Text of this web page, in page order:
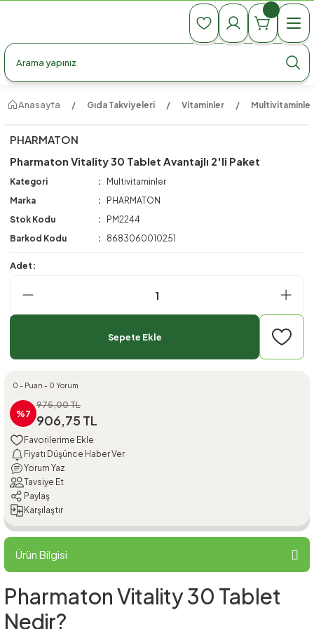
990 TL Üzeri Ücretsiz Kargo
990 TL Üzeri Ücretsiz Kargo
Anasayfa Gıda Takviyeleri Vitaminler Multivitaminler
PHARMATON
Pharmaton Vitality 30 Tablet Avantajlı 2'li Paket
Kategori
Multivitaminler
Marka
PHARMATON
Stok Kodu
PM2244
Barkod Kodu
8683060010251
Adet:
Sepete Ekle
0 - Puan - 0 Yorum
%7
975,00 TL
906,75 TL
Fiyatı Düşünce Haber Ver
Yorum Yaz
Tavsiye Et
Paylaş
Karşılaştır
Ürün Bilgisi
Pharmaton Vitality 30 Tablet
Nedir?